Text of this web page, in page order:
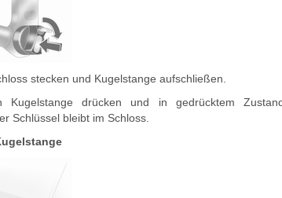
stecken und Kugelstange aufschließen.
drücken und in gedrücktem
Schlüssel bleibt im Schloss.